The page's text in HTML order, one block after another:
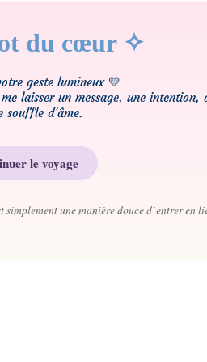
du cœur ✧
geste lumineux 💛
laisser un message, une intention,
souffle d’âme.
le voyage
une manière douce d’entrer en